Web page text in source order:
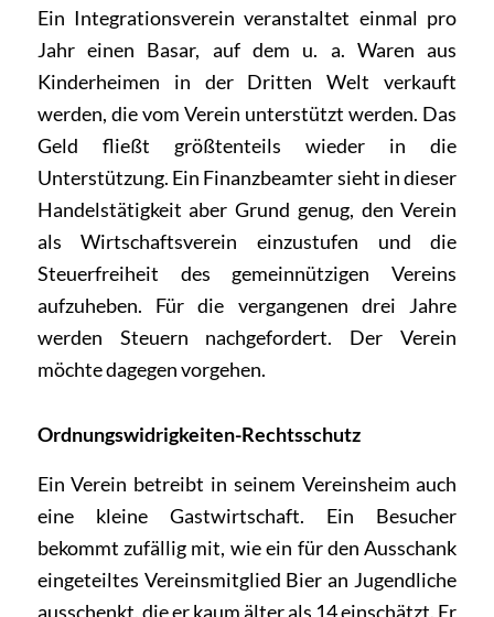
Ein Integrationsverein veranstaltet einmal pro
Jahr einen Basar, auf dem u. a. Waren aus
Kinderheimen in der Dritten Welt verkauft
werden, die vom Verein unterstützt werden. Das
Geld fließt größtenteils wieder in die
Unterstützung. Ein Finanzbeamter sieht in dieser
Handelstätigkeit aber Grund genug, den Verein
als Wirtschaftsverein einzustufen und die
Steuerfreiheit des gemeinnützigen Vereins
aufzuheben. Für die vergangenen drei Jahre
werden Steuern nachgefordert. Der Verein
möchte dagegen vorgehen.
Ordnungswidrigkeiten-Rechtsschutz
Ein Verein betreibt in seinem Vereinsheim auch
eine kleine Gastwirtschaft. Ein Besucher
bekommt zufällig mit, wie ein für den Ausschank
eingeteiltes Vereinsmitglied Bier an Jugendliche
ausschenkt, die er kaum älter als 14 einschätzt. Er